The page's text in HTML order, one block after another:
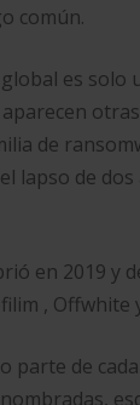
común.
es
de
lapso de
en 2019
, Offwhite
parte de